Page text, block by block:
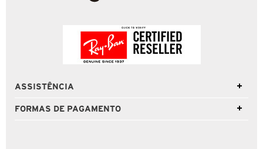
ASSISTÊNCIA
FORMAS DE PAGAMENTO